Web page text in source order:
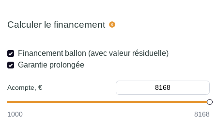
Calculer le financement
Financement ballon (avec valeur résiduelle)
Garantie prolongée
Acompte, €
1000 8168